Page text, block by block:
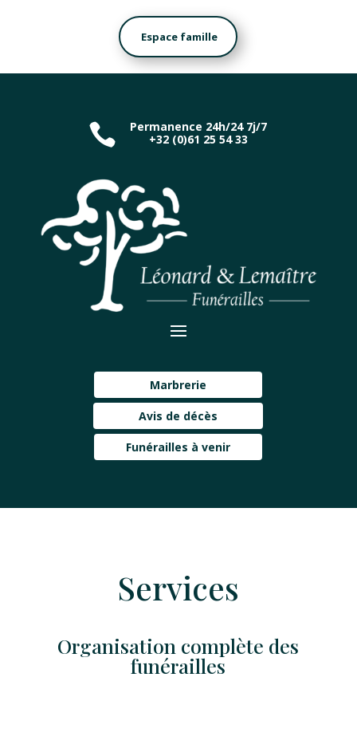
Espace famille

Permanence 24h/24 7j/7
+32 (0)61 25 54 33
Marbrerie
Avis de décès
Funérailles à venir
Services
Organisation complète des
funérailles